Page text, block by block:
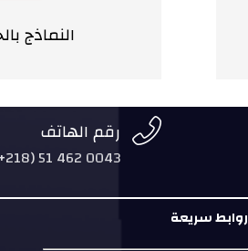
النماذج
 رقم الهاتف
51 462 0043
روابط سريعة